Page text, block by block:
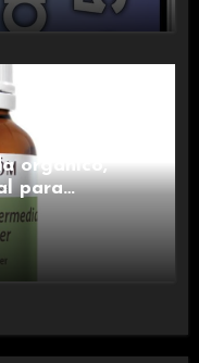
orgánico,
para